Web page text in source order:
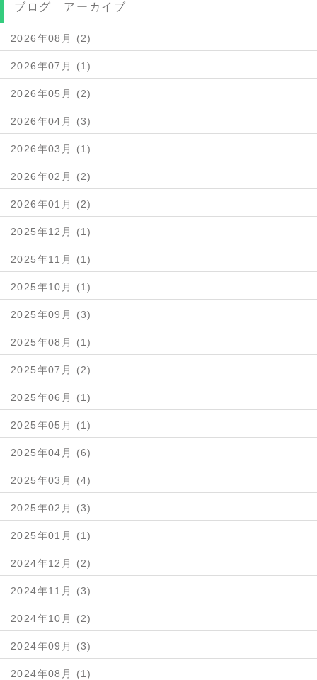
ブログ アーカイブ
2026年08月 (2)
2026年07月 (1)
2026年05月 (2)
2026年04月 (3)
2026年03月 (1)
2026年02月 (2)
2026年01月 (2)
2025年12月 (1)
2025年11月 (1)
2025年10月 (1)
2025年09月 (3)
2025年08月 (1)
2025年07月 (2)
2025年06月 (1)
2025年05月 (1)
2025年04月 (6)
2025年03月 (4)
2025年02月 (3)
2025年01月 (1)
2024年12月 (2)
2024年11月 (3)
2024年10月 (2)
2024年09月 (3)
2024年08月 (1)